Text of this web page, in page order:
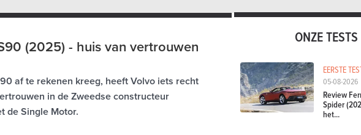
(2025) - huis van vertrouwen
af te rekenen kreeg, heeft Volvo iets recht
in de Zweedse constructeur
de Single Motor.
ONZE TESTS
EERSTE
05-08-2026
Review
Spider
het...